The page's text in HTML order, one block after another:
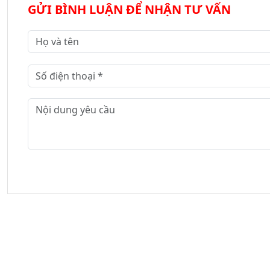
GỬI BÌNH LUẬN ĐỂ NHẬN TƯ VẤN